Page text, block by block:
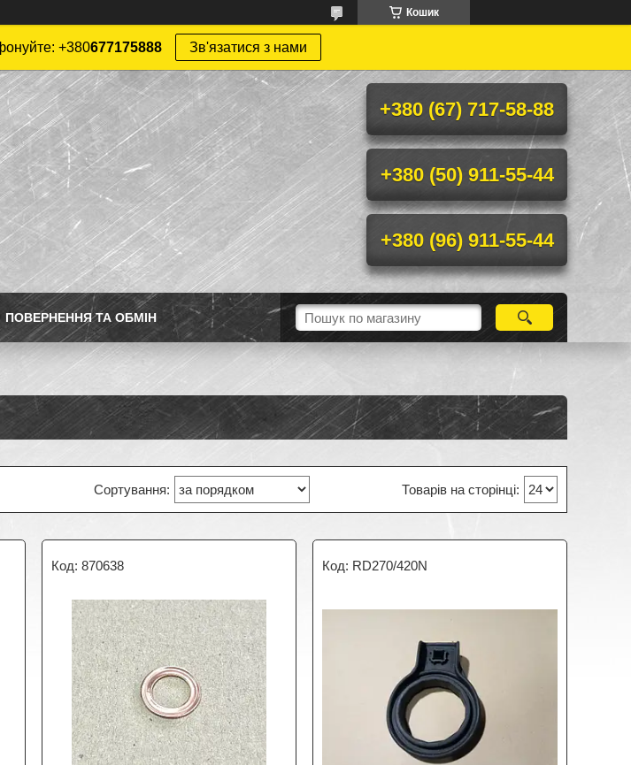
Кошик
+380677175888 Зв'язатися з нами
+380 (67) 717-58-88
+380 (50) 911-55-44
+380 (96) 911-55-44
ПОВЕРНЕННЯ ТА ОБМІН
870638 RD270/420N